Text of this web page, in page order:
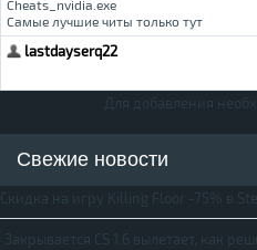
Свежие новости